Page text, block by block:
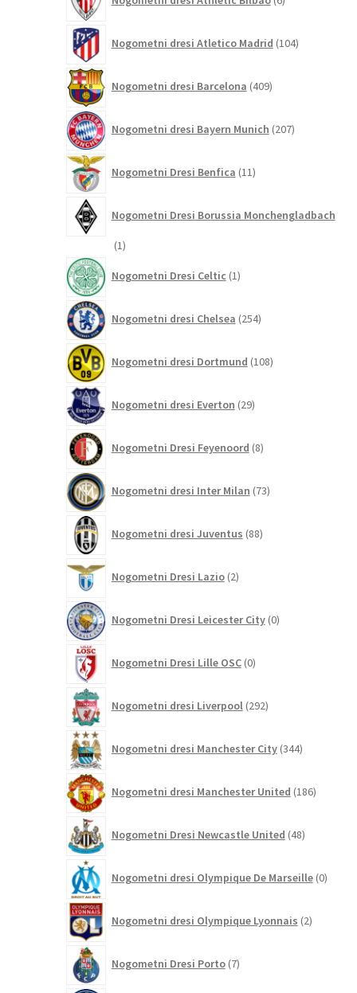
izdelkov
Nogometni dresi Atletico Madrid 104izdelki
Nogometni dresi Barcelona 409izdelkov
Nogometni dresi Bayern Munich 207izdelkov
Nogometni Dresi Benfica 11izdelkov
Nogometni Dresi Borussia Monchengladbach
11
Nogometni Dresi Celtic 1izdelek
Nogometni dresi Chelsea 254izdelkov
Nogometni dresi Dortmund 108izdelkov
Nogometni dresi Everton 29izdelkov
Nogometni Dresi Feyenoord 8izdelkov
Nogometni dresi Inter Milan 73izdelkov
Nogometni dresi Juventus 88izdelkov
Nogometni Dresi Lazio 2izdelka
Nogometni Dresi Leicester City 0izdelkov
Nogometni Dresi Lille OSC 0izdelkov
Nogometni dresi Liverpool 292izdelkov
Nogometni dresi Manchester City 344izdelkov
Nogometni dresi Manchester United 186izdelkov
Nogometni Dresi Newcastle United 48izdelkov
Nogometni dresi Olympique De Marseille 0
Nogometni dresi Olympique Lyonnais 2izdelka
Nogometni Dresi Porto 7izdelkov